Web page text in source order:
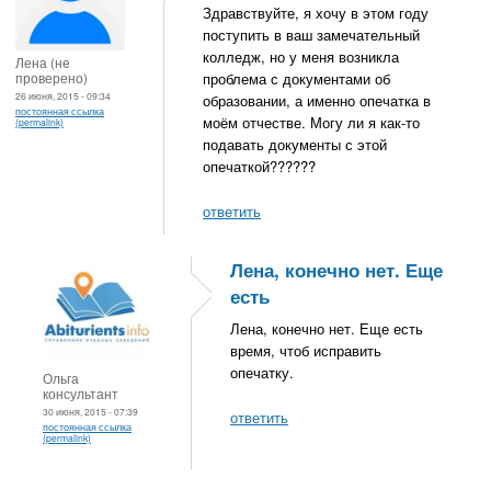
Лена (не
проверено)
26 июня, 2015 - 09:34
постоянная ссылка
(permalink)
Здравствуйте, я хочу в этом году
поступить в ваш замечательный
колледж, но у меня возникла
проблема с документами об
образовании, а именно опечатка в
моём отчестве. Могу ли я как-то
подавать документы с этой
опечаткой??????
ответить
Ольга
консультант
30 июня, 2015 - 07:39
постоянная ссылка
(permalink)
Лена, конечно нет. Еще
есть
Лена, конечно нет. Еще есть
время, чтоб исправить
опечатку.
ответить